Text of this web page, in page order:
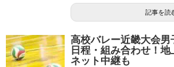
記事を読
高校バレー近畿大会男
日程・組み合わせ！
ネット中継も